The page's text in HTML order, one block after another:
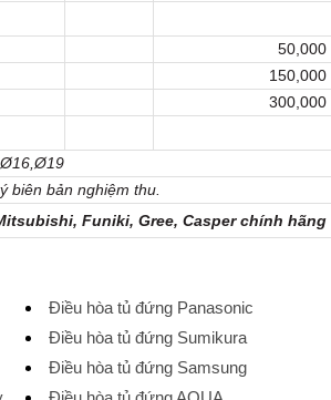
50,000
150,000
300,000
Ø16,Ø19
biên bản nghiệm thu.
Funiki, Gree, Casper chính hãng
Điều hòa tủ đứng Panasonic
Điều hòa tủ đứng Sumikura
Điều hòa tủ đứng Samsung